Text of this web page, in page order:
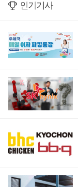
인기기사